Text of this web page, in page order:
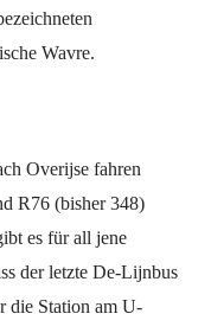
Wavre.
Overijse fahren
R76 (bisher 348)
es für all jene
der letzte De-Lijnbus
die Station am U-